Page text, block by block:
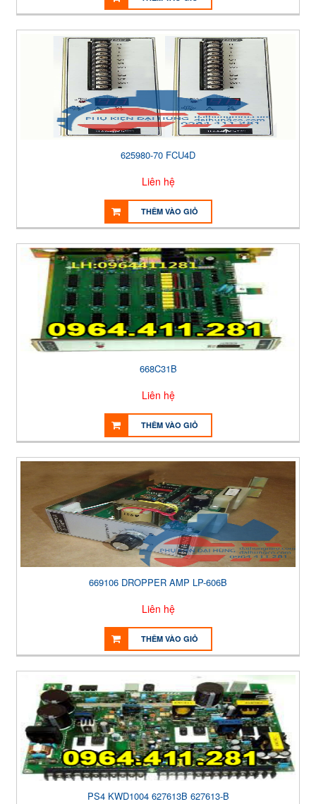
625980-70 FCU4D
Liên hệ
THÊM VÀO GIỎ
668C31B
Liên hệ
THÊM VÀO GIỎ
669106 DROPPER AMP LP-606B
Liên hệ
THÊM VÀO GIỎ
PS4 KWD1004 627613B 627613-B